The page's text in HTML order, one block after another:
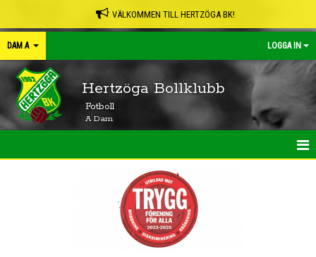
VÄLKOMMEN TILL HERTZÖGA BK!
DAM A LOGGA IN
Hertzöga Bollklubb
Fotboll
A Dam